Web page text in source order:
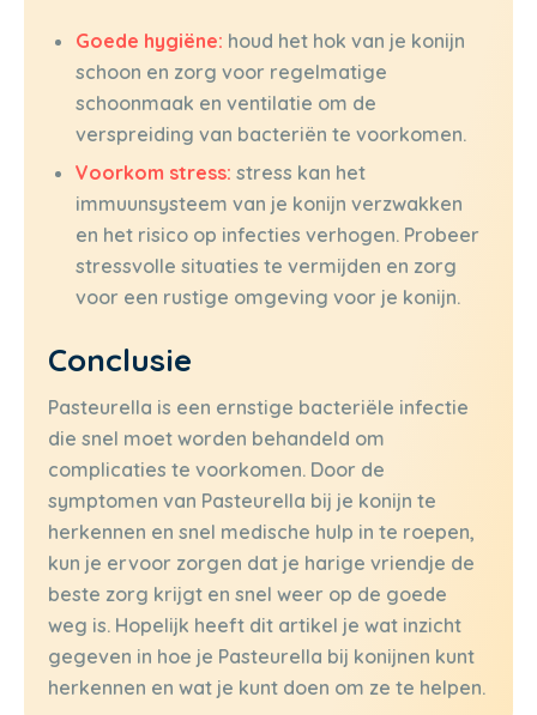
Goede hygiëne: houd het hok van je konijn
schoon en zorg voor regelmatige
schoonmaak en ventilatie om de
verspreiding van bacteriën te voorkomen.
Voorkom stress: stress kan het
immuunsysteem van je konijn verzwakken
en het risico op infecties verhogen. Probeer
stressvolle situaties te vermijden en zorg
voor een rustige omgeving voor je konijn.
Conclusie
Pasteurella is een ernstige bacteriële infectie
die snel moet worden behandeld om
complicaties te voorkomen. Door de
symptomen van Pasteurella bij je konijn te
herkennen en snel medische hulp in te roepen,
kun je ervoor zorgen dat je harige vriendje de
beste zorg krijgt en snel weer op de goede
weg is. Hopelijk heeft dit artikel je wat inzicht
gegeven in hoe je Pasteurella bij konijnen kunt
herkennen en wat je kunt doen om ze te helpen.